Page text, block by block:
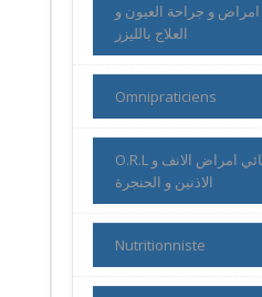
امراض و جراحة العيون و
العلاج بالليزر
Omnipraticiens
O.R.L اخصائي امراض الانف و
الاذنين و الحنجرة
Nutritionniste